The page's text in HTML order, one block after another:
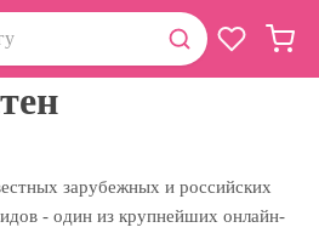
зарубежных и российских
- один из крупнейших онлайн-